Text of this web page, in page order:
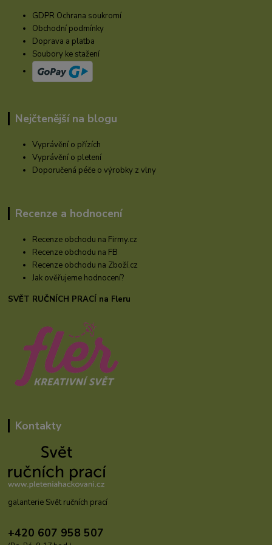
GDPR Ochrana soukromí
Obchodní podmínky
Doprava a platba
Soubory ke stažení
Nejčtenější na blogu
Vyprávění o přízích
Vyprávění o pletení
Doporučená péče o výrobky z vlny
Recenze a hodnocení
Recenze obchodu na Firmy.cz
Recenze obchodu na FB
Recenze obchodu na Zboží.cz
Jak ověřujeme hodnocení?
SVĚT RUČNÍCH PRACÍ na Fleru
Kontakty
galanterie Svět ručních prací
+420 607 958 507